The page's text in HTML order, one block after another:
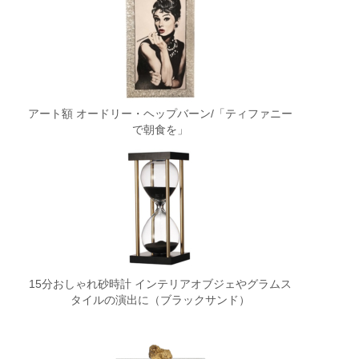
アート額 オードリー・ヘップバーン/「ティファニー
で朝食を」
15分おしゃれ砂時計 インテリアオブジェやグラムス
タイルの演出に（ブラックサンド）